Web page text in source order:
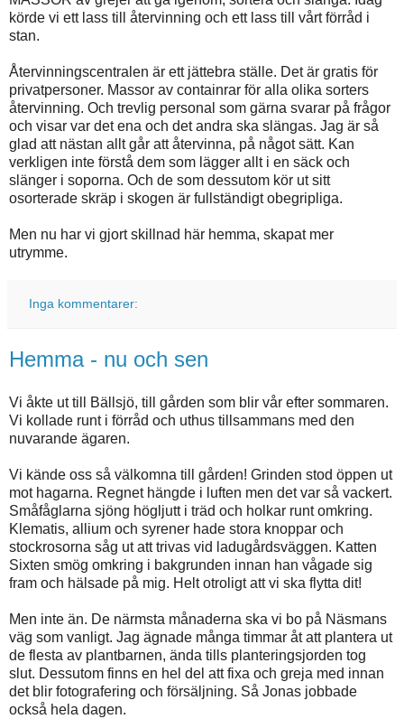
körde vi ett lass till återvinning och ett lass till vårt förråd i
stan.
Återvinningscentralen är ett jättebra ställe. Det är gratis för
privatpersoner. Massor av containrar för alla olika sorters
återvinning. Och trevlig personal som gärna svarar på frågor
och visar var det ena och det andra ska slängas. Jag är så
glad att nästan allt går att återvinna, på något sätt. Kan
verkligen inte förstå dem som lägger allt i en säck och
slänger i soporna. Och de som dessutom kör ut sitt
osorterade skräp i skogen är fullständigt obegripliga.
Men nu har vi gjort skillnad här hemma, skapat mer
utrymme.
Inga kommentarer:
Hemma - nu och sen
Vi åkte ut till Bällsjö, till gården som blir vår efter sommaren.
Vi kollade runt i förråd och uthus tillsammans med den
nuvarande ägaren.
Vi kände oss så välkomna till gården! Grinden stod öppen ut
mot hagarna. Regnet hängde i luften men det var så vackert.
Småfåglarna sjöng högljutt i träd och holkar runt omkring.
Klematis, allium och syrener hade stora knoppar och
stockrosorna såg ut att trivas vid ladugårdsväggen. Katten
Sixten smög omkring i bakgrunden innan han vågade sig
fram och hälsade på mig. Helt otroligt att vi ska flytta dit!
Men inte än. De närmsta månaderna ska vi bo på Näsmans
väg som vanligt. Jag ägnade många timmar åt att plantera ut
de flesta av plantbarnen, ända tills planteringsjorden tog
slut. Dessutom finns en hel del att fixa och greja med innan
det blir fotografering och försäljning. Så Jonas jobbade
också hela dagen.